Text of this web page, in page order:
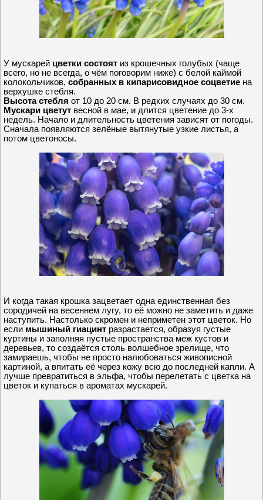
У мускарей цветки состоят из крошечных голубых (чаще
всего, но не всегда, о чём поговорим ниже) с белой каймой
колокольчиков, собранных в кипарисовидное соцветие на
верхушке стебля.
Высота стебля от 10 до 20 см. В редких случаях до 30 см.
Мускари цветут весной в мае, и длится цветение до 3-х
недель. Начало и длительность цветения зависят от погоды.
Сначала появляются зелёные вытянутые узкие листья, а
потом цветоносы.
И когда такая крошка зацветает одна единственная без
сородичей на весеннем лугу, то её можно не заметить и даже
наступить. Настолько скромен и неприметен этот цветок. Но
если мышиный гиацинт разрастается, образуя густые
куртины и заполняя пустые пространства меж кустов и
деревьев, то создаётся столь волшебное зрелище, что
замираешь, чтобы не просто налюбоваться живописной
картиной, а впитать её через кожу всю до последней капли. А
лучше превратиться в эльфа, чтобы перелетать с цветка на
цветок и купаться в ароматах мускарей.